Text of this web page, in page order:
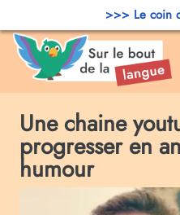
Une chaine
progresser en
humour
>>> Le coin